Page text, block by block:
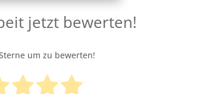
jetzt bewerten!
um zu bewerten!